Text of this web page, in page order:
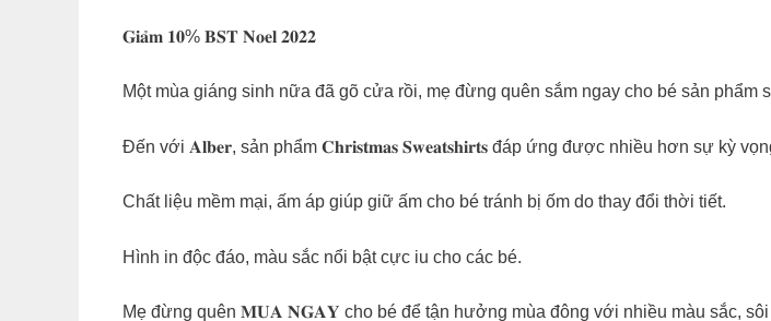
𝐆𝐢𝐚̉𝐦 𝟏𝟎% 𝐁𝐒𝐓 𝐍𝐨𝐞𝐥 𝟐𝟎𝟐𝟐
Một mùa giáng sinh nữa đã gõ cửa rồi, mẹ đừng quên sắm ngay cho bé sản phẩm
Đến với 𝐀𝐥𝐛𝐞𝐫, sản phẩm 𝐂𝐡𝐫𝐢𝐬𝐭𝐦𝐚𝐬 𝐒𝐰𝐞𝐚𝐭𝐬𝐡𝐢𝐫𝐭𝐬 đáp ứng được nhiều hơn sự kỳ
Chất liệu mềm mại, ấm áp giúp giữ ấm cho bé tránh bị ốm do thay đổi thời tiết.
Hình in độc đáo, màu sắc nổi bật cực iu cho các bé.
Mẹ đừng quên 𝐌𝐔𝐀 𝐍𝐆𝐀𝐘 cho bé để tận hưởng mùa đông với nhiều màu sắc, sôi